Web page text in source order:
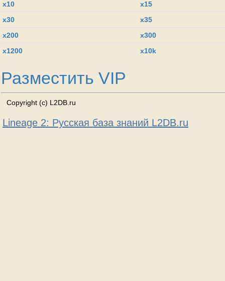
x10
x15
x30
x35
x200
x300
х1200
x10k
Разместить VIP
Copyright (c) L2DB.ru
Lineage 2: Русская база знаний L2DB.ru